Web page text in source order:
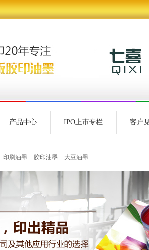
产品中心 IPO上市专栏 客户
印刷油墨 胶印油墨 大豆油墨